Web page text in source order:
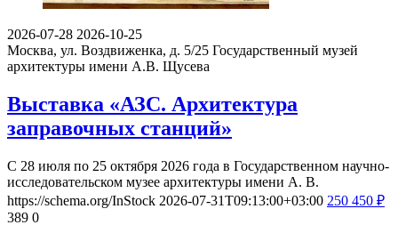
2026-07-28 2026-10-25
Москва, ул. Воздвиженка, д. 5/25 Государственный музей
архитектуры имени А.В. Щусева
Выставка «АЗС. Архитектура
заправочных станций»
С 28 июля по 25 октября 2026 года в Государственном научно-
исследовательском музее архитектуры имени А. В.
https://schema.org/InStock 2026-07-31T09:13:00+03:00 250 450 ₽
389 0